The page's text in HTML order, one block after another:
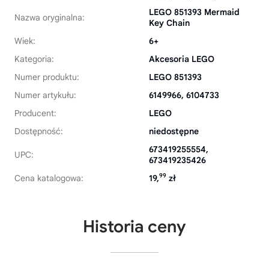
Nazwa oryginalna:
LEGO 851393 Mermaid
Key Chain
Wiek:
6+
Kategoria:
Akcesoria LEGO
Numer produktu:
LEGO 851393
Numer artykułu:
6149966, 6104733
Producent:
LEGO
Dostępność:
niedostępne
UPC:
673419255554,
673419235426
Cena katalogowa:
19,99 zł
Historia ceny